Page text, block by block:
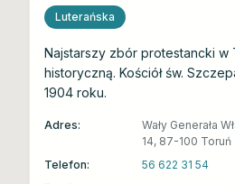
Luterańska
Najstarszy zbór protestancki w
historyczną. Kościół św.
1904 roku.
Adres:
Wały Generała
14, 87-100 Toruń
Telefon:
56 622 31 54